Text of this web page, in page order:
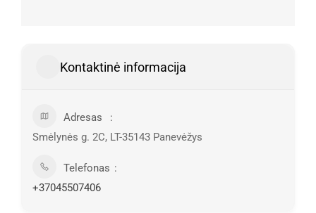
Kontaktinė informacija
Adresas
Smėlynės g. 2C, LT-35143 Panevėžys
Telefonas
+37045507406